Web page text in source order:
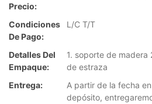
Precio:
Condiciones
De Pago:
L/C T/T
Detalles Del
Empaque:
1. soporte de madera
de estraza
Entrega:
A partir de la fecha
depósito,